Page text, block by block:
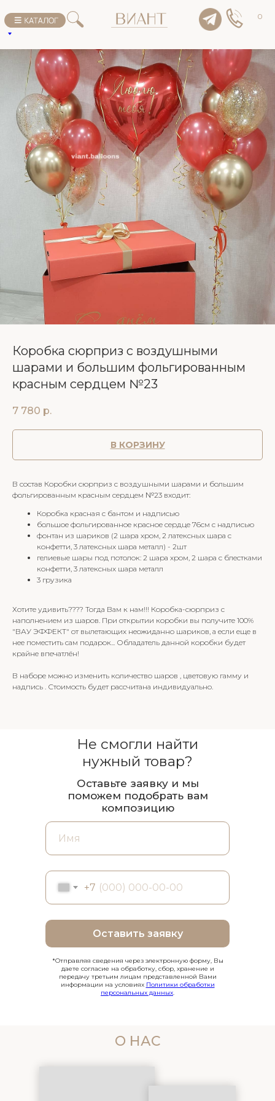
0
Коробка сюрприз с воздушными
шарами и большим фольгированным
красным сердцем №23
7 780 р.
В КОРЗИНУ
В состав Коробки сюрприз с воздушными шарами и большим
фольгированным красным сердцем №23 входит:
Коробка красная с бантом и надписью
большое фольгированное красное сердце 76см с надписью
фонтан из шариков (2 шара хром, 2 латексных шара с
конфетти, 3 латексных шара металл) - 2шт
гелиевые шары под потолок: 2 шара хром, 2 шара с блестками
конфетти, 3 латексных шара металл
3 грузика
Хотите удивить???? Тогда Вам к нам!!! Коробка-сюрприз с
наполнением из шаров. При открытии коробки вы получите 100%
"ВАУ ЭФФЕКТ" от вылетающих неожиданно шариков, а если еще в
нее поместить сам подарок... Обладатель данной коробки будет
крайне впечатлён!
В наборе можно изменить количество шаров , цветовую гамму и
надпись . Стоимость будет рассчитана индивидуально.
+7
Оставить заявку
Не смогли найти
нужный товар?
Оставьте заявку и мы
поможем подобрать вам
композицию
*Отправляя сведения через электронную форму, Вы
даете согласие на обработку, сбор, хранение и
передачу третьим лицам представленной Вами
информации на условиях Политики обработки
персональных данных.
О НАС